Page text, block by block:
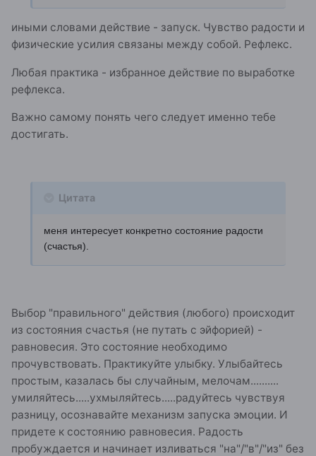
иными словами действие - запуск. Чувство радости и
физические усилия связаны между собой. Рефлекс.
Любая практика - избранное действие по выработке
рефлекса.
Важно самому понять чего следует именно тебе
достигать.
Цитата
меня интересует конкретно состояние радости
(счастья).
Выбор "правильного" действия (любого) происходит
из состояния счастья (не путать с эйфорией) -
равновесия. Это состояние необходимо
прочувствовать. Практикуйте улыбку. Улыбайтесь
простым, казалась бы случайным, мелочам..........
умиляйтесь.....ухмыляйтесь.....радуйтесь чувствуя
разницу, осознавайте механизм запуска эмоции. И
придете к состоянию равновесия. Радость
пробуждается и начинает изливаться "на"/"в"/"из" без